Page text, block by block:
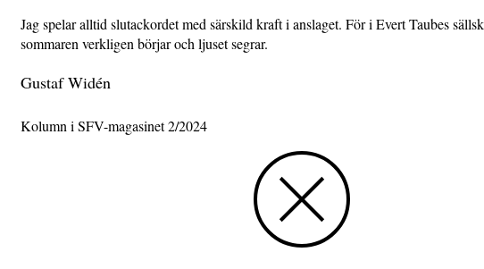
Jag spelar alltid slutackordet med särskild kraft i anslaget. För i Evert Taubes
sommaren verkligen börjar och ljuset segrar.
Gustaf Widén
Kolumn i SFV-magasinet 2/2024